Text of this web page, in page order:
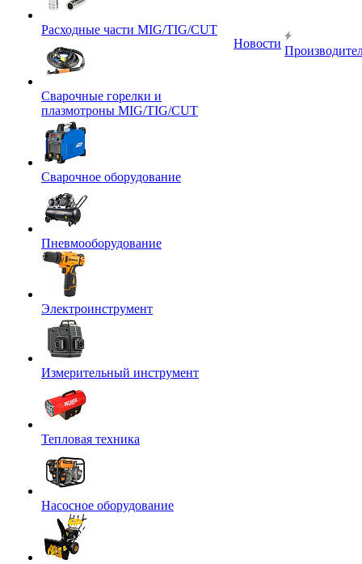
Расходные части MIG/TIG/CUT
Сварочные горелки и
плазмотроны MIG/TIG/CUT
Сварочное оборудование
Пневмооборудование
Электроинструмент
Измерительный инструмент
Тепловая техника
Насосное оборудование
Новости